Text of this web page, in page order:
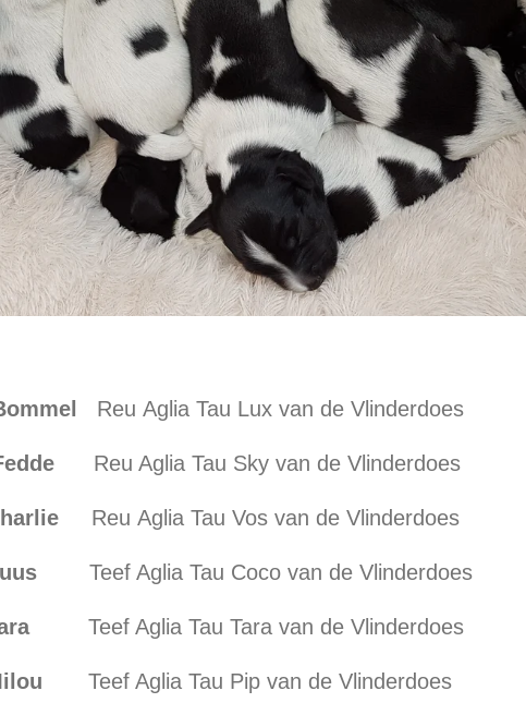
Reu Aglia Tau Lux van de Vlinderdoes
Reu Aglia Tau Sky van de Vlinderdoes
Reu Aglia Tau Vos van de Vlinderdoes
Teef Aglia Tau Coco van de Vlinderdoes
Teef Aglia Tau Tara van de Vlinderdoes
Teef Aglia Tau Pip van de Vlinderdoes